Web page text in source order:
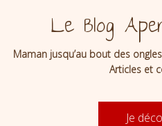
Le Blog
Maman jusqu’au bout des
Articles et
Je